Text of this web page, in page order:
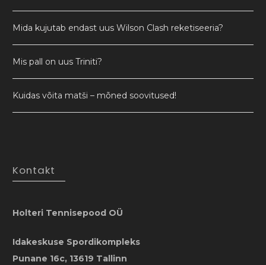
Mida kujutab endast uus Wilson Clash reketiseeria?
Mis pall on uus Triniti?
Kuidas võita matši – mõned soovitused!
Kontakt
Holteri Tennisepood OÜ
Idakeskuse Spordikompleks
Punane 16c, 13619 Tallinn